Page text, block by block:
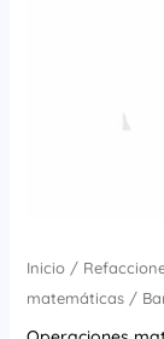
Inicio/
matemáticas/